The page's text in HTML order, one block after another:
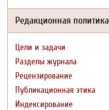
Редакционная политика
Цели и задачи
Разделы журнала
Рецензирование
Публикационная этика
Индексирование